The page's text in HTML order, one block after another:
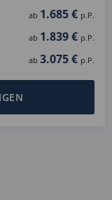
ab 1.685 € p.P.
ab 1.839 € p.P.
ab 3.075 € p.P.